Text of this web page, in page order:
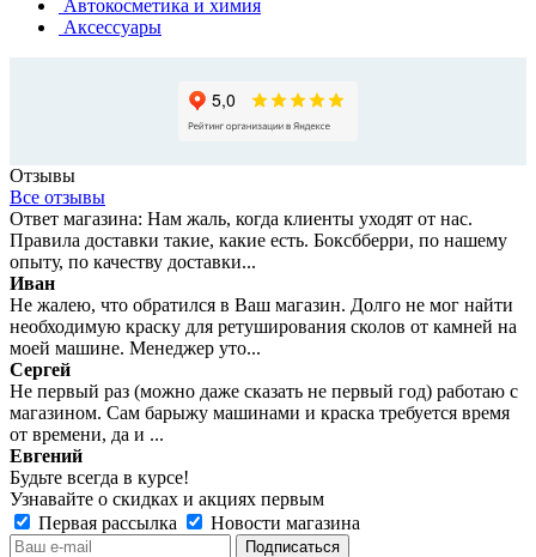
Автокосметика и химия
Аксессуары
Отзывы
Все отзывы
Ответ магазина: Нам жаль, когда клиенты уходят от нас.
Правила доставки такие, какие есть. Боксбберри, по нашему
опыту, по качеству доставки...
Иван
Не жалею, что обратился в Ваш магазин. Долго не мог найти
необходимую краску для ретуширования сколов от камней на
моей машине. Менеджер уто...
Сергей
Не первый раз (можно даже сказать не первый год) работаю с
магазином. Сам барыжу машинами и краска требуется время
от времени, да и ...
Евгений
Будьте всегда в курсе!
Узнавайте о скидках и акциях первым
Первая рассылка
Новости магазина